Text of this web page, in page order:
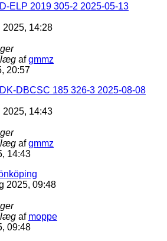
ELP 2019 305-2 2025-05-13
2025, 14:28
afgmmz
20:57
DBCSC 185 326-3 2025-08-08
2025, 14:43
afgmmz
14:43
2025, 09:48
af moppe
09:48